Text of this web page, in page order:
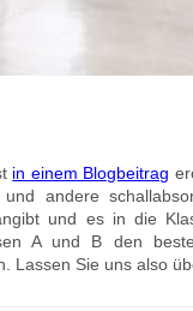
in einem Blogbeitrag
und andere
und es in die
A und B den
Lassen Sie uns also